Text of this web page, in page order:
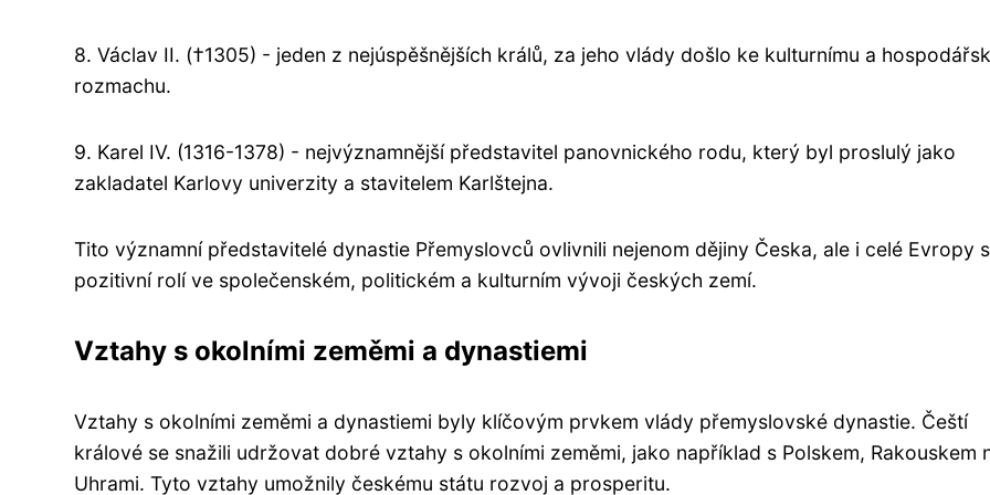
8. Václav II. (†1305) - jeden z nejúspěšnějších králů, za jeho vlády došlo ke kulturnímu a
rozmachu.
9. Karel IV. (1316-1378) - nejvýznamnější představitel panovnického rodu, který byl proslulý jako
zakladatel Karlovy univerzity a stavitelem Karlštejna.
Tito významní představitelé dynastie Přemyslovců ovlivnili nejenom dějiny Česka, ale i celé Evropy
pozitivní rolí ve společenském, politickém a kulturním vývoji českých zemí.
Vztahy s okolními zeměmi a dynastiemi
Vztahy s okolními zeměmi a dynastiemi byly klíčovým prvkem vlády přemyslovské dynastie. Čeští
králové se snažili udržovat dobré vztahy s okolními zeměmi, jako například s Polskem, Rakouskem
Uhrami. Tyto vztahy umožnily českému státu rozvoj a prosperitu.